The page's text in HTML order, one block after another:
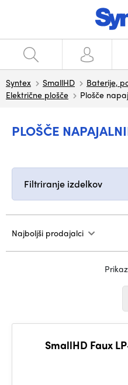
Syntex SmallHD
Baterije,
Električne plošče
Plošče
PLOŠČE
Filtriranje izdelkov
Najboljši prodajalci
Prikaz
SmallHD Faux